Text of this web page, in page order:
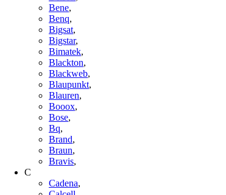
Bene,
Benq,
Bigsat,
Bigstar,
Bimatek,
Blackton,
Blackweb,
Blaupunkt,
Blauren,
Booox,
Bose,
Bq,
Brand,
Braun,
Bravis,
C
Cadena,